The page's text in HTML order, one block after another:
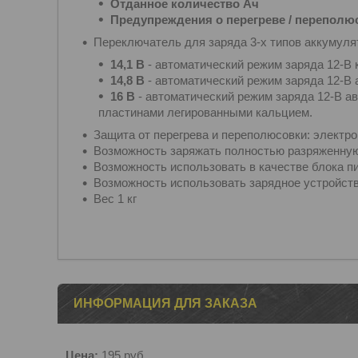
Отданное количество Ач
Предупреждения о перегреве /
Переключатель для заряда 3-х типов
14,1 В - автоматический режим заряда 12-
14,8 В - автоматический режим заряда 12-
16 В - автоматический режим заряда 12-В
пластинами легированными кальцием.
Защита от перегрева и переполюсовки:
Возможность заряжать полностью
Возможность использовать в качестве блока
Возможность использовать зарядное
Вес 1 кг
ИНФОРМАЦИЯ ДЛЯ ЗАКАЗА